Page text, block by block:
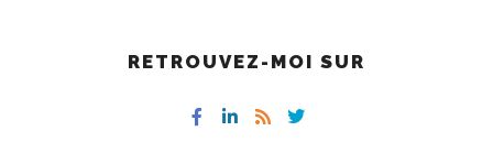
RETROUVEZ-MOI SUR